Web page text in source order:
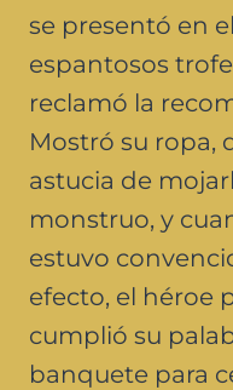
se presentó en
espantosos
reclamó la
Mostró su ropa,
astucia de
monstruo, y
estuvo
efecto, el héroe
cumplió su
banquete para